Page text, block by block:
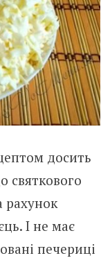
досить
святкового
рахунок
І не має
печериці